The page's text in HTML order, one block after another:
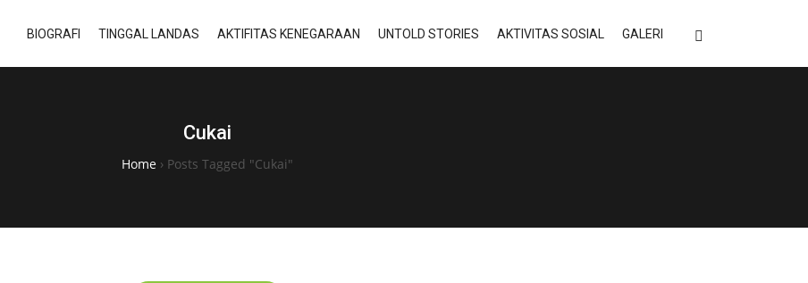
BIOGRAFI TINGGAL LANDAS AKTIFITAS KENEGARAAN UNTOLD STORIES AKTIVITAS SOSIAL GALERI
Cukai
Home › Posts Tagged "Cukai"